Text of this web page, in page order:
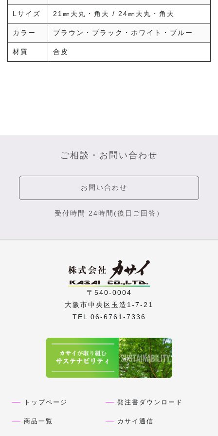
Lサイズ 21㎜天丸・角天 / 24㎜天丸・角天
カラー ブラウン・ブラック・ホワイト・ブルー
材質 合皮
ご相談・お問い合わせ
お問い合わせ
受付時間 24時間(後日ご回答）
〒540-0004
大阪市中央区玉造1-7-21
TEL 06-6761-7336
トップページ
商品一覧
発注書ダウンロード
カサイ通信